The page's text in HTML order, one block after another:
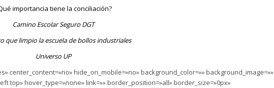
importancia tiene la conciliación?
Camino Escolar Seguro DGT
que limpio la escuela de bollos industriales
Universo UP
center_content=»no» hide_on_mobile=»no» background_color=»» background_image=»»
top» hover_type=»none» link=»» border_position=»all» border_size=»0px»